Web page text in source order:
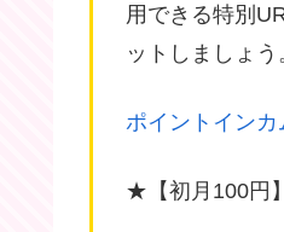
用できる特別
ットしましょう
ポイントイン
★【初月100円